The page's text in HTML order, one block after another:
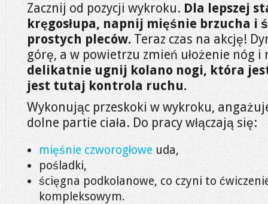
Zacznij od pozycji wykroku. Dla lepszej
kręgosłupa, napnij mięśnie brzucha i
prostych pleców. Teraz czas na akcję!
górę, a w powietrzu zmień ułożenie nóg
delikatnie ugnij kolano nogi, która
jest tutaj kontrola ruchu.
Wykonując przeskoki w wykroku,
dolne partie ciała. Do pracy włączają się:
mięśnie czworogłowe uda,
pośladki,
ścięgna podkolanowe, co czyni to
kompleksowym.